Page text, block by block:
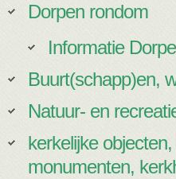
Dorpen rondom
Informatie
Buurt(schapp)en,
Natuur- en
kerkelijke
monumenten,